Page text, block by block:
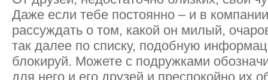
Даже если тебе постоянно – и в
рассуждать о том, какой он милый,
так далее по списку, подобную
блокируй. Можете с подружками
для него и его друзей и преспокойно их